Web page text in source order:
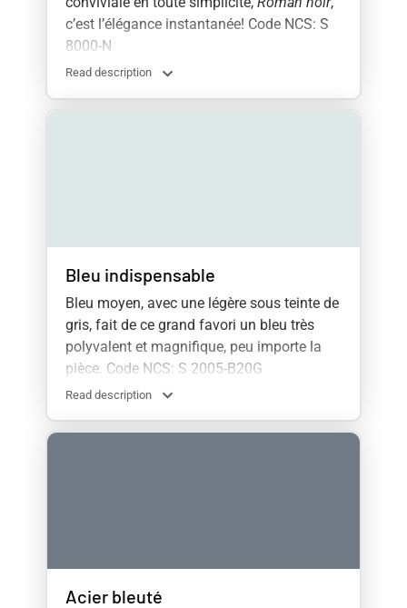
c’est l’élégance instantanée! Code NCS: S
8000-N
Read description
Bleu indispensable
Bleu moyen, avec une légère sous teinte de
gris, fait de ce grand favori un bleu très
polyvalent et magnifique, peu importe la
pièce. Code NCS: S 2005-B20G
Read description
Acier bleuté